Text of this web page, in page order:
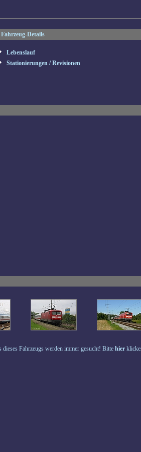
Fahrzeug-Details
Lebenslauf
Stationierungen / Revisionen
Fahrzeugs werden immer gesucht! Bitte hier